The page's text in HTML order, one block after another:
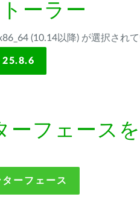
ーラー
(10.14以降) が選択され
25.8.6
ーフェース
ーフェース